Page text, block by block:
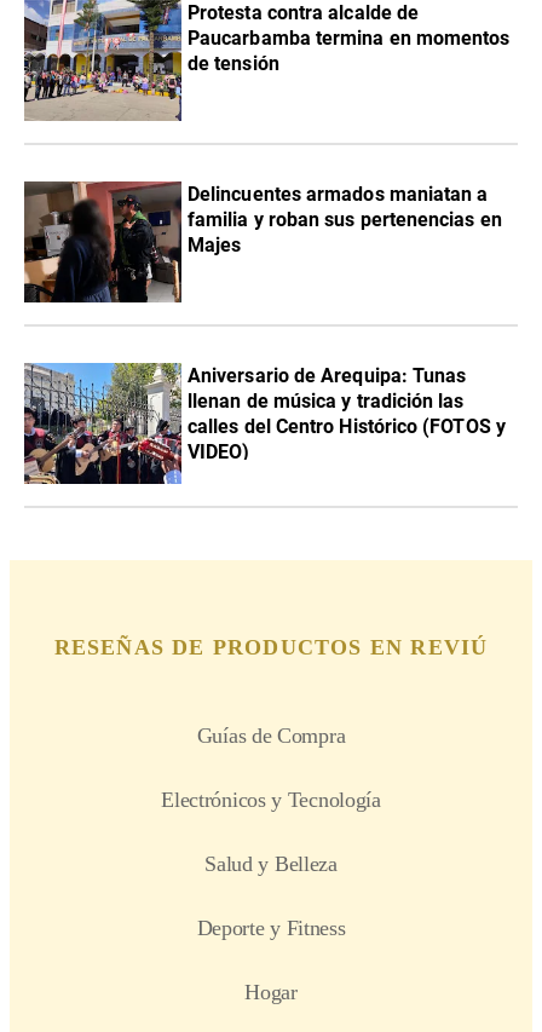
Protesta contra alcalde de
Paucarbamba termina en momentos
de tensión
Delincuentes armados maniatan a
familia y roban sus pertenencias en
Majes
Aniversario de Arequipa: Tunas
llenan de música y tradición las
calles del Centro Histórico (FOTOS y
VIDEO)